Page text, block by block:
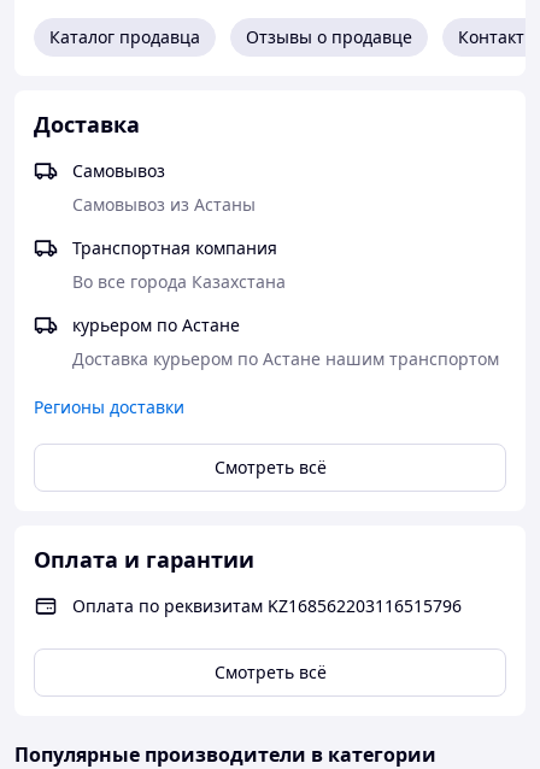
Максимальный крутящий момент
Монтажный фланец
Метод управления включением КОМ
Пневматический
Масса
9,6 кг
Каталог продавца Отзывы о продавце Контакты
Доставка
Самовывоз
Самовывоз из Астаны
Транспортная компания
Во все города Казахстана
курьером по Астане
Доставка курьером по Астане нашим транспортом
Регионы доставки
Смотреть всё
Оплата и гарантии
Оплата по реквизитам KZ168562203116515796
Смотреть всё
Популярные производители в категории